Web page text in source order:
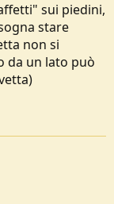
sui piedini,
stare
non si
da un lato può